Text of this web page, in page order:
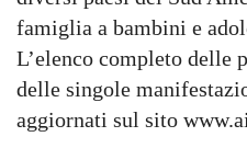
famiglia a bambini e
L’elenco completo delle
delle singole
aggiornati sul sito